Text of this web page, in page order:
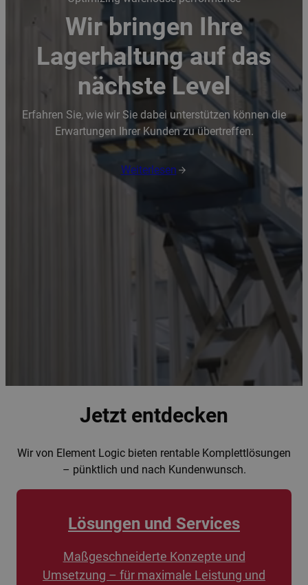
Wir bringen Ihre
Lagerhaltung auf das
nächste Level
Erfahren Sie, wie wir Sie dabei unterstützen können die
Erwartungen Ihrer Kunden zu übertreffen.
Weiterlesen
Jetzt entdecken
Wir von Element Logic bieten rentable Komplettlösungen
– pünktlich und nach Kundenwunsch.
Lösungen und Services
Maßgeschneiderte Konzepte und
Umsetzung – für maximale Leistung und